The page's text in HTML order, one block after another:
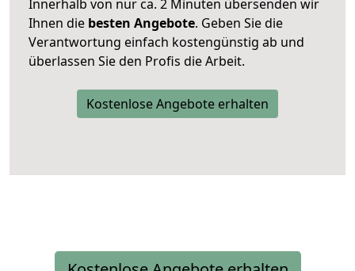
Innerhalb von nur ca. 2 Minuten übersenden wir
Ihnen die besten Angebote. Geben Sie die
Verantwortung einfach kostengünstig ab und
überlassen Sie den Profis die Arbeit.
Kostenlose Angebote erhalten